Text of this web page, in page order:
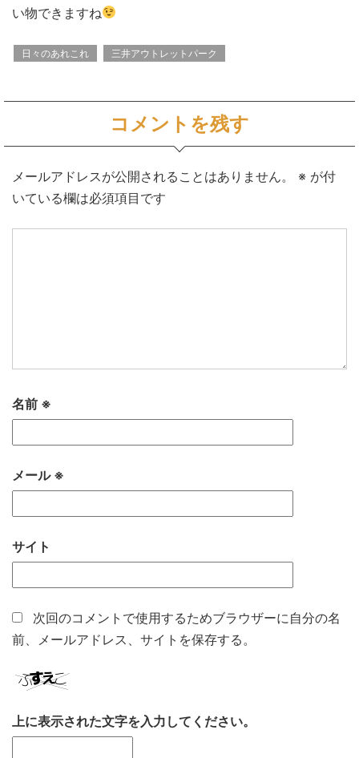
い物できますね
日々のあれこれ 三井アウトレットパーク
コメントを残す
メールアドレスが公開されることはありません。 ※ が付
いている欄は必須項目です
名前 ※
メール ※
サイト
次回のコメントで使用するためブラウザーに自分の名
前、メールアドレス、サイトを保存する。
上に表示された文字を入力してください。